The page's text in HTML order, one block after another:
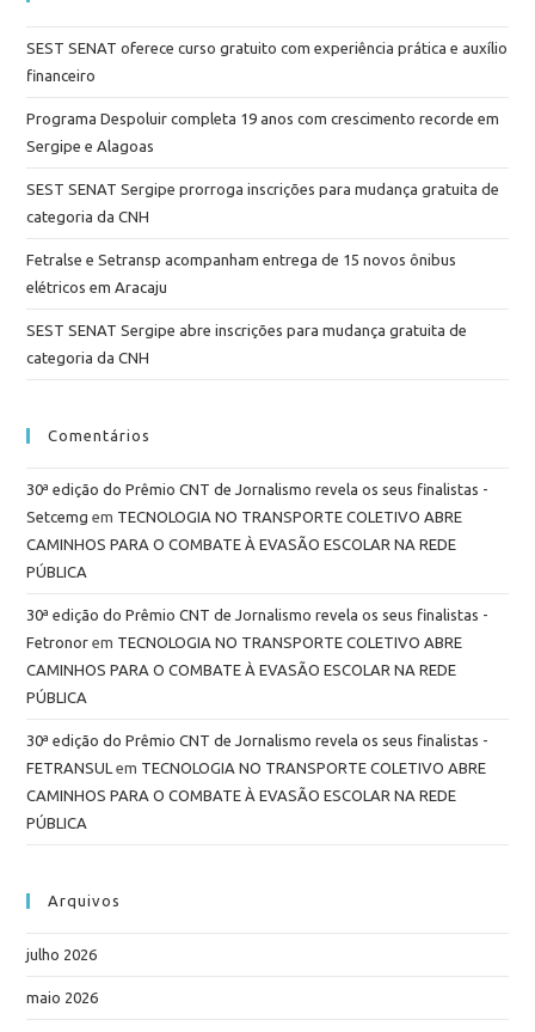
SEST SENAT oferece curso gratuito com experiência prática e auxílio
financeiro
Programa Despoluir completa 19 anos com crescimento recorde em
Sergipe e Alagoas
SEST SENAT Sergipe prorroga inscrições para mudança gratuita de
categoria da CNH
Fetralse e Setransp acompanham entrega de 15 novos ônibus
elétricos em Aracaju
SEST SENAT Sergipe abre inscrições para mudança gratuita de
categoria da CNH
Comentários
30ª edição do Prêmio CNT de Jornalismo revela os seus finalistas -
Setcemg em TECNOLOGIA NO TRANSPORTE COLETIVO ABRE
CAMINHOS PARA O COMBATE À EVASÃO ESCOLAR NA REDE
PÚBLICA
30ª edição do Prêmio CNT de Jornalismo revela os seus finalistas -
Fetronor em TECNOLOGIA NO TRANSPORTE COLETIVO ABRE
CAMINHOS PARA O COMBATE À EVASÃO ESCOLAR NA REDE
PÚBLICA
30ª edição do Prêmio CNT de Jornalismo revela os seus finalistas -
FETRANSUL em TECNOLOGIA NO TRANSPORTE COLETIVO ABRE
CAMINHOS PARA O COMBATE À EVASÃO ESCOLAR NA REDE
PÚBLICA
Arquivos
julho 2026
maio 2026